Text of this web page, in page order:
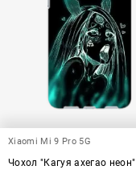
Xiaomi Mi 9 Pro 5G
Чохол "Кагуя ахегао неон"